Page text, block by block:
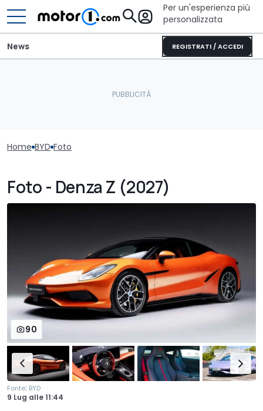
Per un'esperienza più
personalizzata
REGISTRATI / ACCEDI
News
Home BYD Foto
Foto - Denza Z (2027)
90
Fonte: BYD
9 Lug alle11:44